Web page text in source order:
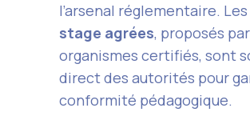
l’arsenal réglementaire. Les
stage agrées, proposés
organismes certifiés, sont
direct des autorités pour
conformité pédagogique.